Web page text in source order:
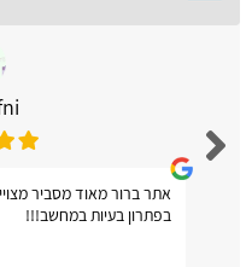
אתר ברור מאוד מסביר
בפתרון בעיות במחשב!!!